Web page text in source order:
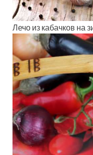
Лечо из кабачков на